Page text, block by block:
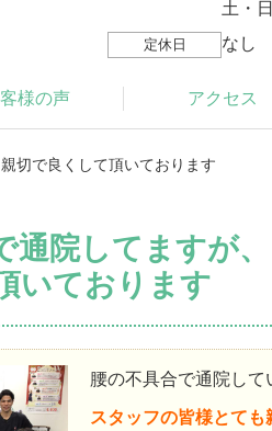
土・
定休日 なし
様の声 アクセス
切で良くして頂いております
通院してますが
いております
腰の不具合で通院して
スタッフの皆様とて